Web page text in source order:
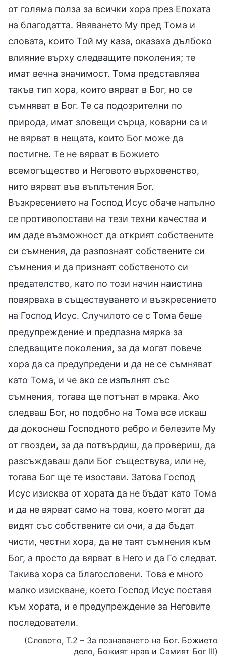
от голяма полза за всички хора през Епохата
на благодатта. Явяването Му пред Тома и
словата, които Той му каза, оказаха дълбоко
влияние върху следващите поколения; те
имат вечна значимост. Тома представлява
такъв тип хора, които вярват в Бог, но се
съмняват в Бог. Те са подозрителни по
природа, имат зловещи сърца, коварни са и
не вярват в нещата, които Бог може да
постигне. Те не вярват в Божието
всемогъщество и Неговото върховенство,
нито вярват във въплътения Бог.
Възкресението на Господ Исус обаче напълно
се противопостави на тези техни качества и
им даде възможност да открият собствените
си съмнения, да разпознаят собствените си
съмнения и да признаят собственото си
предателство, като по този начин наистина
повярваха в съществуването и възкресението
на Господ Исус. Случилото се с Тома беше
предупреждение и предпазна мярка за
следващите поколения, за да могат повече
хора да са предупредени и да не се съмняват
като Тома, и че ако се изпълнят със
съмнения, тогава ще потънат в мрака. Ако
следваш Бог, но подобно на Тома все искаш
да докоснеш Господното ребро и белезите Му
от гвоздеи, за да потвърдиш, да провериш, да
разсъждаваш дали Бог съществува, или не,
тогава Бог ще те изостави. Затова Господ
Исус изисква от хората да не бъдат като Тома
и да не вярват само на това, което могат да
видят със собствените си очи, а да бъдат
чисти, честни хора, да не таят съмнения към
Бог, а просто да вярват в Него и да Го следват.
Такива хора са благословени. Това е много
малко изискване, което Господ Исус поставя
към хората, и е предупреждение за Неговите
последователи.
(Словото, Т.2 – За познаването на Бог. Божието
дело, Божият нрав и Самият Бог III)